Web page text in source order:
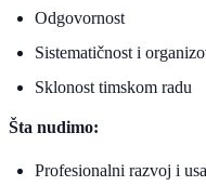
Odgovornost
Sistematičnost i
Sklonost timskom radu
Šta nudimo:
Profesionalni razvoj i